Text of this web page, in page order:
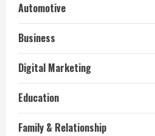
Automotive
Business
Digital Marketing
Education
Family & Relationship